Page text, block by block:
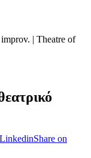
| Theatre of
Share on